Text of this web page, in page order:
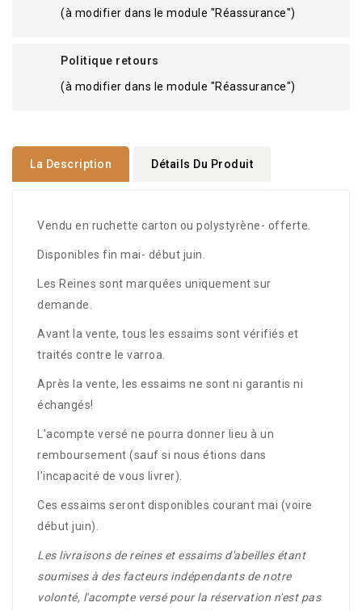
(à modifier dans le module "Réassurance")
Politique retours
(à modifier dans le module "Réassurance")
La Description Détails Du Produit
Vendu en ruchette carton ou polystyrène- offerte.
Disponibles fin mai- début juin.
Les Reines sont marquées uniquement sur
demande.
Avant la vente, tous les essaims sont vérifiés et
traités contre le varroa.
Après la vente, les essaims ne sont ni garantis ni
échangés!
L'acompte versé ne pourra donner lieu à un
remboursement (sauf si nous étions dans
l'incapacité de vous livrer).
Ces essaims seront disponibles courant mai (voire
début juin).
Les livraisons de reines et essaims d'abeilles étant
soumises à des facteurs indépendants de notre
volonté, l'acompte versé pour la réservation n'est pas